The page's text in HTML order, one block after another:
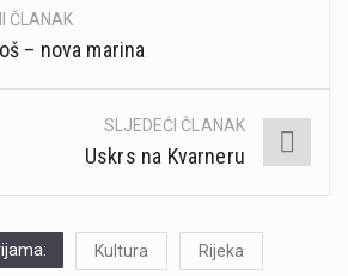
ČLANAK
– nova marina
SLJEDEĆI ČLANAK
Uskrs na Kvarneru
Kultura Rijeka